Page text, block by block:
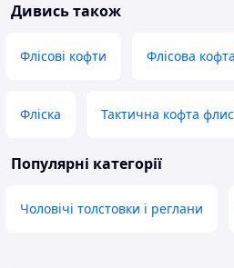
Дивись також
Флісові кофти Флісова
Фліска Тактична кофта
Популярні категорії
Чоловічі толстовки і реглани